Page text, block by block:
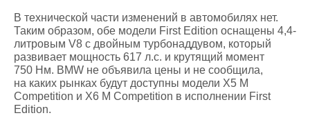
В технической части изменений в автомобилях нет.
Таким образом, обе модели First Edition оснащены 4,4-
литровым V8 с двойным турбонаддувом, который
развивает мощность 617 л.с. и крутящий момент
750 Нм. BMW не объявила цены и не сообщила,
на каких рынках будут доступны модели X5 M
Competition и X6 M Competition в исполнении First
Edition.